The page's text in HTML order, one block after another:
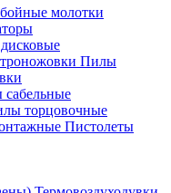
молотки
Пилы
торцовочные
Пистолеты